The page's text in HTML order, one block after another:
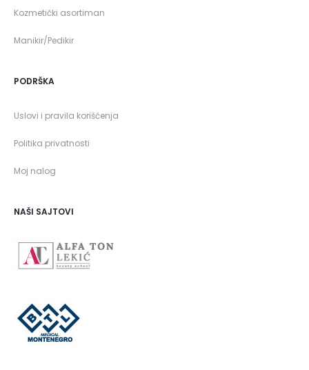
Kozmetički asortiman
Manikir/Pedikir
PODRŠKA
Uslovi i pravila korišćenja
Politika privatnosti
Moj nalog
NAŠI SAJTOVI